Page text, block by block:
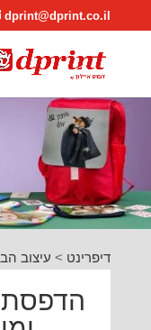
dprint@dprint.co.il
דיפרינט > עיצוב
הדפסת